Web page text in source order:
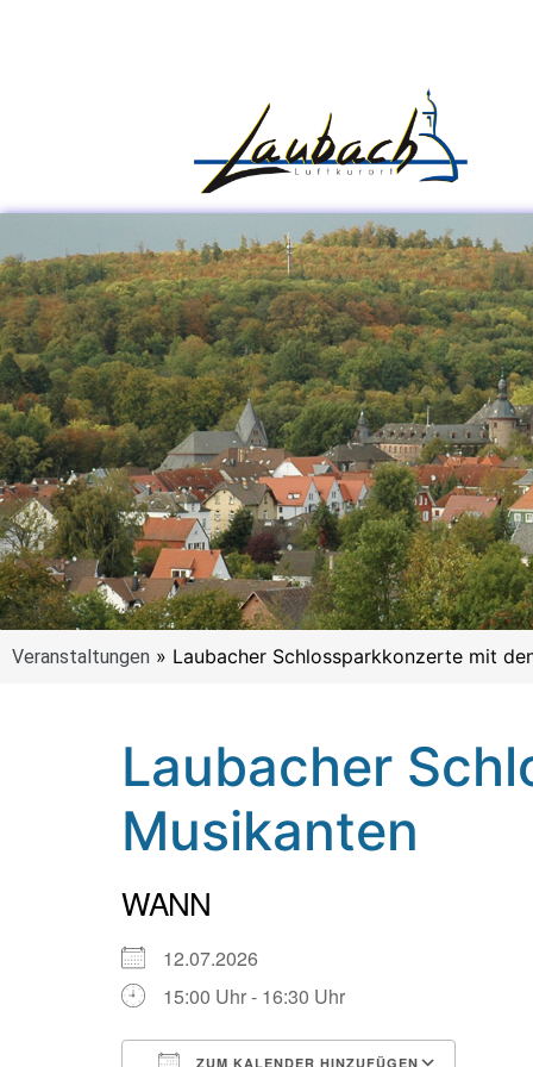
Veranstaltungen » Laubacher Schlossparkkonzerte mit
Laubacher
Musikanten
WANN
12.07.2026
15:00 Uhr - 16:30 Uhr
ZUM KALENDER HINZUFÜGEN